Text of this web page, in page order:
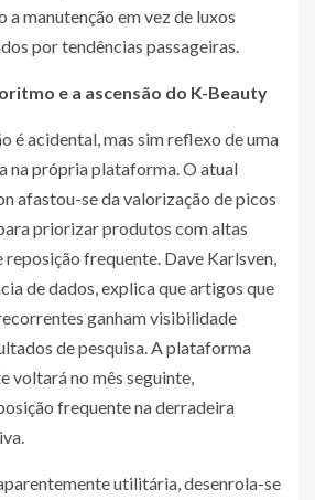
manutenção em vez de luxos
por tendências passageiras.
e a ascensão do K-Beauty
é acidental, mas sim reflexo de uma
na própria plataforma. O atual
afastou-se da valorização de picos
priorizar produtos com altas
frequente. Dave Karlsven,
de dados, explica que artigos que
ganham visibilidade
de pesquisa. A plataforma
voltará no mês seguinte,
frequente na derradeira
utilitária, desenrola-se